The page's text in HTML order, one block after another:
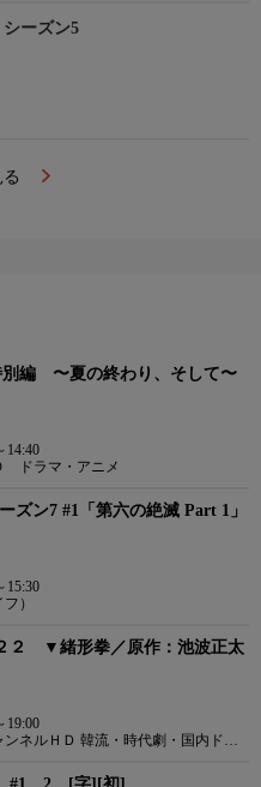
ーズン5
る
別編 〜夏の終わり、そして〜
14:40
ドラマ・アニメ
ズン7 #1「第六の絶滅 Part 1」
15:30
）
２ ▼緒形拳／原作：池波正太
19:00
ネルＨＤ 韓流・時代劇・国内ドラ